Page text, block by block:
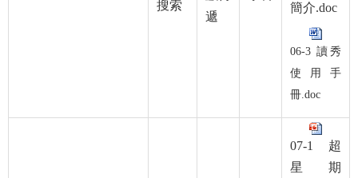
搜索
遞
簡介.doc
06-3 讀秀
使用手
冊.doc
07-1 超
星期